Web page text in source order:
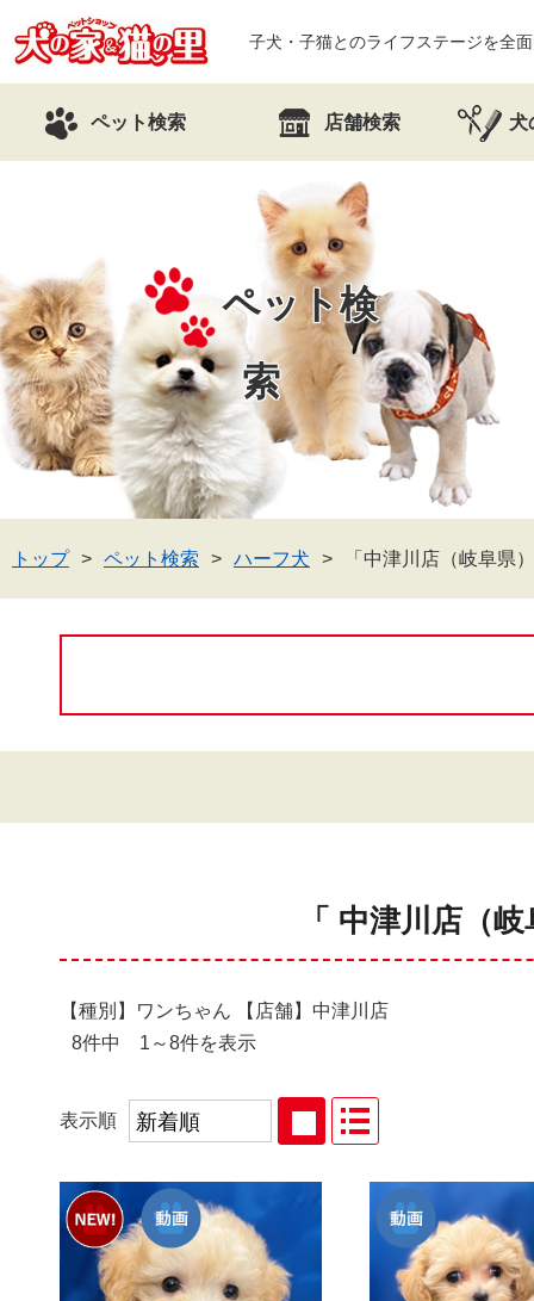
子犬・子猫とのライフステージを全
ペット検索 店舗検索 犬
ペット検
索
トップ ペット検索 ハーフ犬 「中津川店（岐阜県
「 中津川店（
【種別】ワンちゃん 【店舗】中津川店
8件中 1～8件を表示
表示順